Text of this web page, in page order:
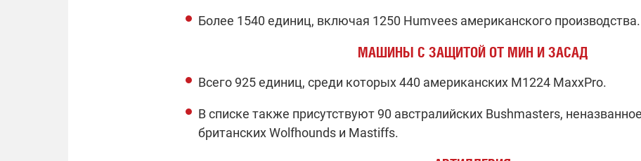
Более 1540 единиц, включая 1250 Humvees американского производства.
МАШИНЫ С ЗАЩИТОЙ ОТ МИН И ЗАСАД
Всего 925 единиц, среди которых 440 американских M1224 MaxxPro.
В списке также присутствуют 90 австралийских Bushmasters,
британских Wolfhounds и Mastiffs.